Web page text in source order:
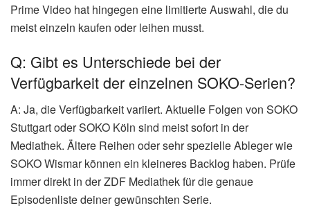
Prime Video hat hingegen eine limitierte Auswahl, die du
meist einzeln kaufen oder leihen musst.
Q: Gibt es Unterschiede bei der
Verfügbarkeit der einzelnen SOKO-Serien?
A: Ja, die Verfügbarkeit variiert. Aktuelle Folgen von SOKO
Stuttgart oder SOKO Köln sind meist sofort in der
Mediathek. Ältere Reihen oder sehr spezielle Ableger wie
SOKO Wismar können ein kleineres Backlog haben. Prüfe
immer direkt in der ZDF Mediathek für die genaue
Episodenliste deiner gewünschten Serie.